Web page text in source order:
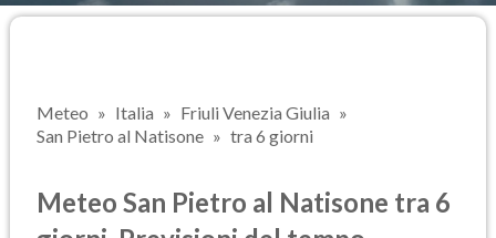
Meteo Italia
Friuli Venezia Giulia
San Pietro al Natisone
tra 6 giorni
Meteo San Pietro al Natisone tra 6